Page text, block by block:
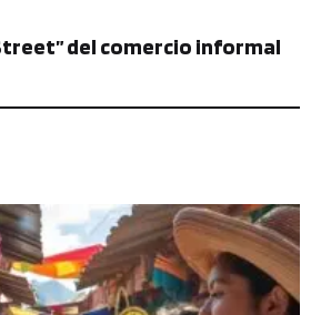
del comercio informal